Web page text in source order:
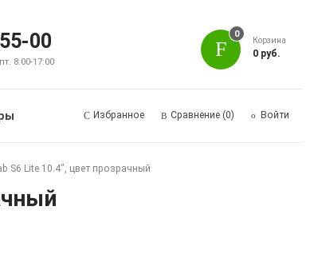
00
8:00-17:00
0
Корзина
0 руб.
Избранное Сравнение (0) Войти
S6 Lite 10.4", цвет прозрачный